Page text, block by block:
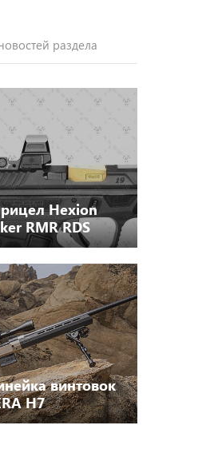
раздела
Hexion
RMR RDS
винтовок
H7